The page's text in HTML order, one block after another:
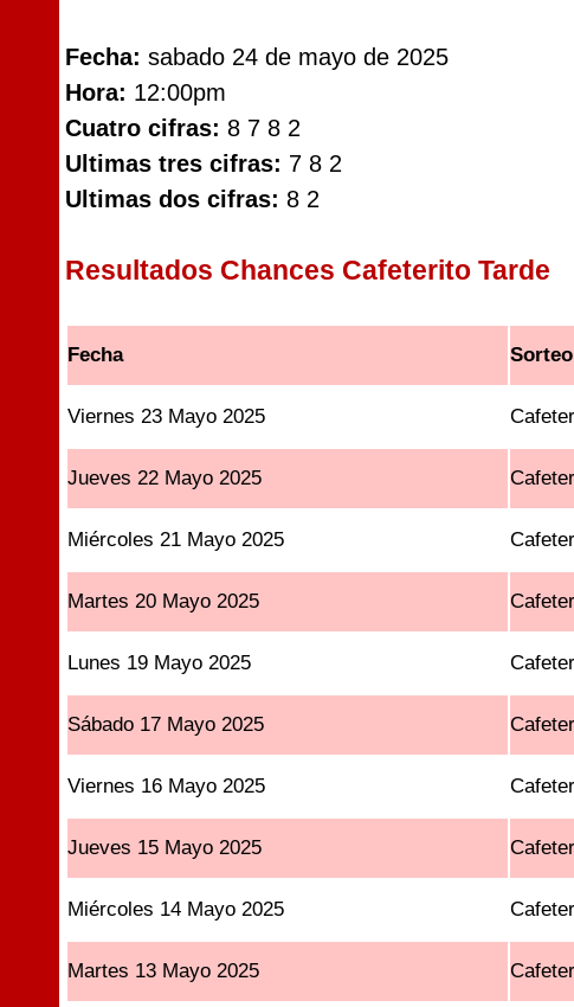
Fecha: sabado 24 de mayo de 2025
Hora: 12:00pm
Cuatro cifras: 8 7 8 2
Ultimas tres cifras: 7 8 2
Ultimas dos cifras: 8 2
Resultados Chances Cafeterito Tarde
Fecha Sorteo
Viernes 23 Mayo 2025
Jueves 22 Mayo 2025
Miércoles 21 Mayo 2025
Martes 20 Mayo 2025
Lunes 19 Mayo 2025
Sábado 17 Mayo 2025
Viernes 16 Mayo 2025
Jueves 15 Mayo 2025
Miércoles 14 Mayo 2025
Martes 13 Mayo 2025